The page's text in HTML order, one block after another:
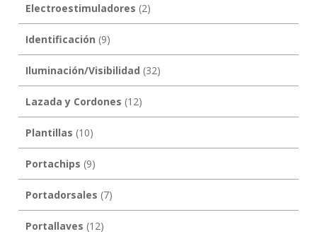
Electroestimuladores (2)
Identificación (9)
Iluminación/Visibilidad (32)
Lazada y Cordones (12)
Plantillas (10)
Portachips (9)
Portadorsales (7)
Portallaves (12)